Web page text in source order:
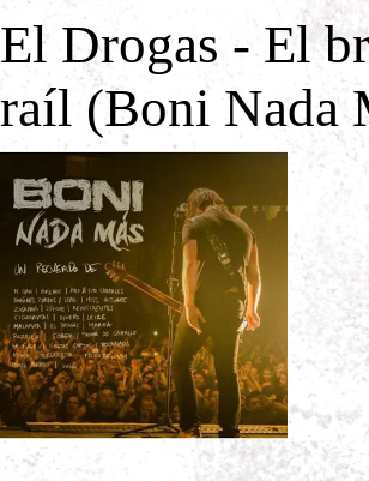
El Drogas - El
raíl (Boni Nada